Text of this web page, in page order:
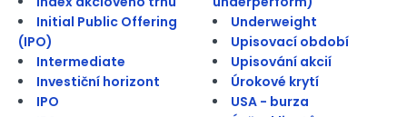
Initial Public Offering
(IPO)
Intermediate
Investiční horizont
IPO
Underweight
Upisovací období
Upisování akcií
Úrokové krytí
USA - burza